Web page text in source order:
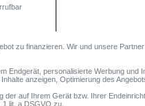
(DGE), ist sie seit 2011 als
Fokus liegt auf der Erstellung
und
die sowohl Fachkreise als auch